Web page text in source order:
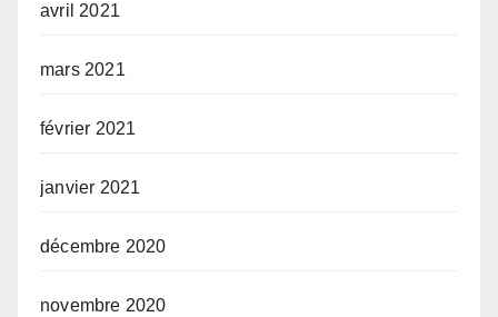
avril 2021
mars 2021
février 2021
janvier 2021
décembre 2020
novembre 2020